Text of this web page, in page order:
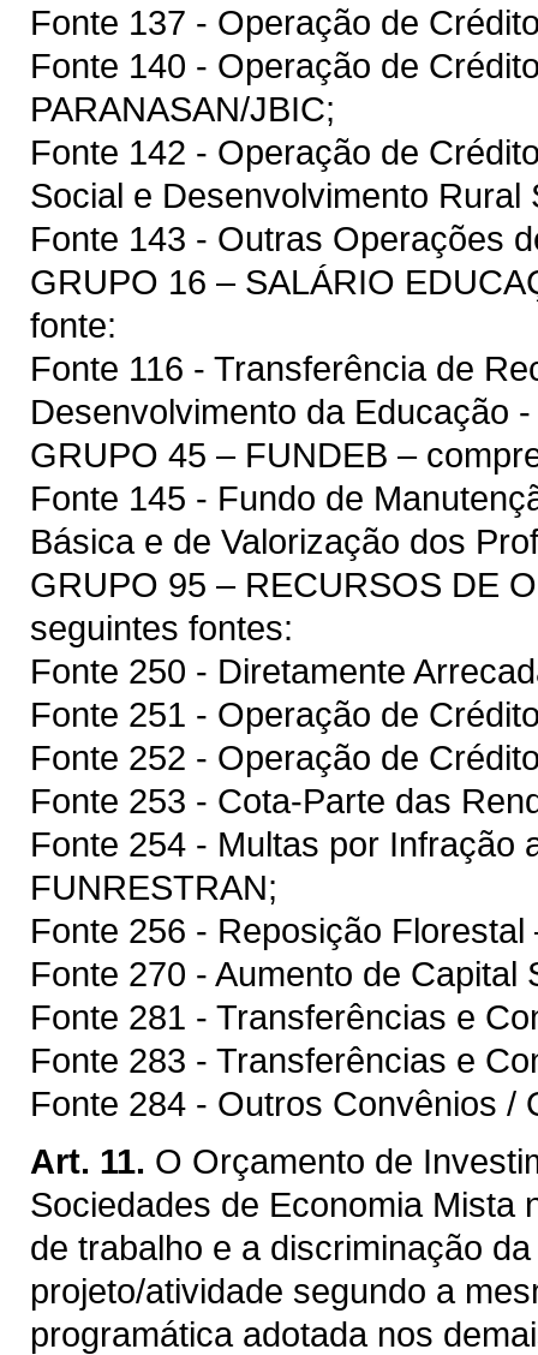
Fonte 137 - Operação de
Fonte 140 - Operação de
PARANASAN/JBIC;
Fonte 142 - Operação de
Social e Desenvolvimento
Fonte 143 - Outras Operações
GRUPO 16 – SALÁRIO
fonte:
Fonte 116 - Transferência de
Desenvolvimento da Educação
GRUPO 45 – FUNDEB –
Fonte 145 - Fundo de
Básica e de Valorização dos
GRUPO 95 – RECURSOS DE
seguintes fontes:
Fonte 250 - Diretamente
Fonte 251 - Operação de
Fonte 252 - Operação de
Fonte 253 - Cota-Parte das
Fonte 254 - Multas por Infração
FUNRESTRAN;
Fonte 256 - Reposição Florestal
Fonte 270 - Aumento de Capital
Fonte 281 - Transferências e
Fonte 283 - Transferências e
Fonte 284 - Outros Convênios /
Art. 11. O Orçamento de
Sociedades de Economia Mista
de trabalho e a discriminação
projeto/atividade segundo a
programática adotada nos